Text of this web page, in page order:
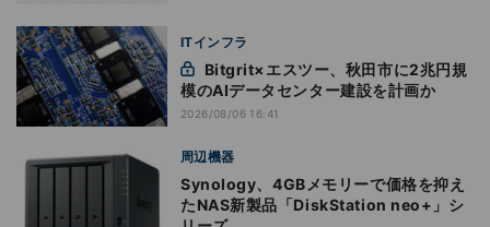
ITインフラ
模のAIデータセンター建設を計画か
2026/08/06 16:41
周辺機器
Synology、4GBメモリーで価格を抑え
たNAS新製品「DiskStation neo+」シ